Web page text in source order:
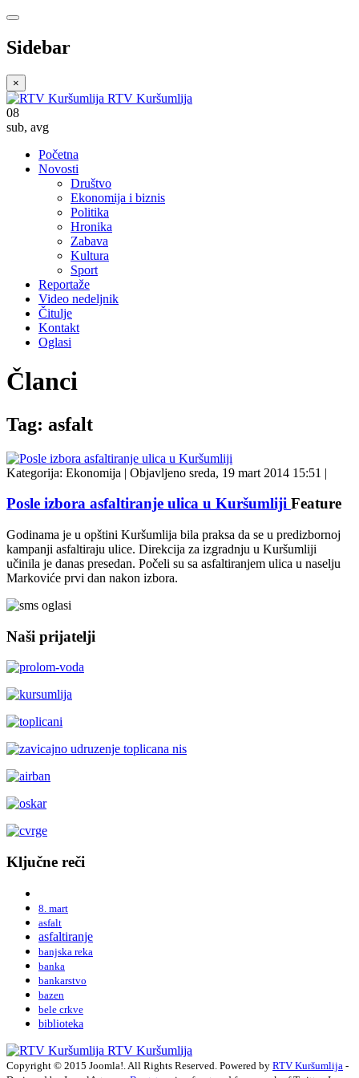
Sidebar
×
RTV Kuršumlija
08
sub, avg
Početna
Novosti
Društvo
Ekonomija i biznis
Politika
Hronika
Zabava
Kultura
Sport
Reportaže
Video nedeljnik
Čitulje
Kontakt
Oglasi
Članci
Tag: asfalt
Kategorija: Ekonomija | Objavljeno sreda, 19 mart 2014 15:51 |
Posle izbora asfaltiranje ulica u Kuršumliji Feature
Godinama je u opštini Kuršumlija bila praksa da se u predizbornoj
kampanji asfaltiraju ulice. Direkcija za izgradnju u Kuršumliji
učinila je danas presedan. Počeli su sa asfaltiranjem ulica u naselju
Markoviće prvi dan nakon izbora.
Naši prijatelji
Ključne reči
8. mart
asfalt
asfaltiranje
banjska reka
banka
bankarstvo
bazen
bele crkve
biblioteka
RTV Kuršumlija
Copyright © 2015 Joomla!. All Rights Reserved. Powered by RTV Kuršumlija -